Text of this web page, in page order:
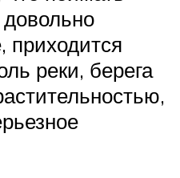
приходится
реки, берега